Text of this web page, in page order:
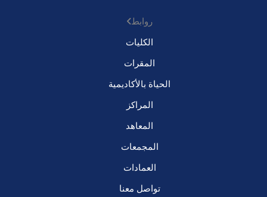
روابط
الكليات
المقرات
الحياة بالأكاديمية
المراكز
المعاهد
المجمعات
العمادات
تواصل معنا